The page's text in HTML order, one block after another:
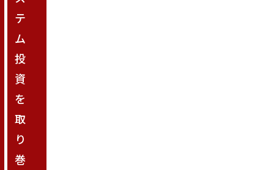
テ
ム
投
資
を
取
り
巻